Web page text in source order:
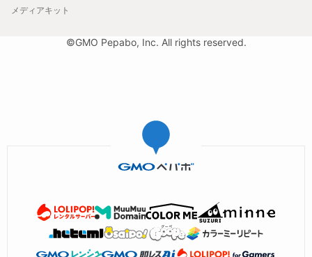
メディアキット
©GMO Pepabo, Inc. All rights reserved.